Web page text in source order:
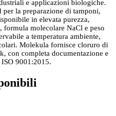
e applicazioni biologiche.
per la preparazione di tamponi,
in elevata purezza,
formula molecolare NaCl e peso
a temperatura ambiente,
Molekula fornisce cloruro di
con completa documentazione e
9001:2015.